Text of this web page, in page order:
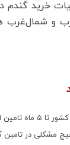
خرید گندم
و شمال‌غرب
تامین است
مشکلی در تامین